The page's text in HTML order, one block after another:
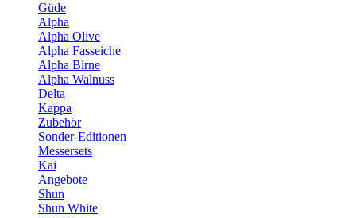
Güde
Alpha
Alpha Olive
Alpha Fasseiche
Alpha Birne
Alpha Walnuss
Delta
Kappa
Zubehör
Sonder-Editionen
Messersets
Kai
Angebote
Shun
Shun White